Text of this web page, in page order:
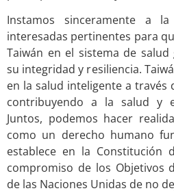
Instamos sinceramente a
interesadas pertinentes para
Taiwán en el sistema de
su integridad y resiliencia.
en la salud inteligente a través
contribuyendo a la salud y
Juntos, podemos hacer
como un derecho humano
establece en la Constitución
compromiso de los Objetivos
de las Naciones Unidas de no